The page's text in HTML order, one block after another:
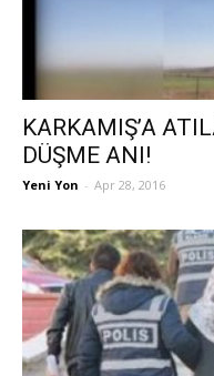
KARKAMIŞ’A
DÜŞME ANI!
Yeni Yon - Apr 28, 2016